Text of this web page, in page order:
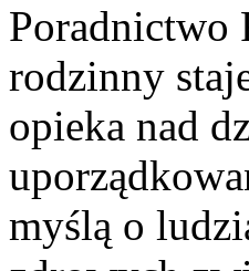
Poradnictwo
rodzinny
opieka nad
myślą o